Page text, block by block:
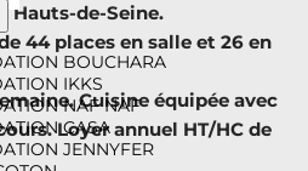
BOUCHARA
IKKS
NAF NAF
CASA
JENNYFER
Hauts-de-Seine.
44 places en salle et 26 en
Cuisine équipée avec
Loyer annuel HT/HC de